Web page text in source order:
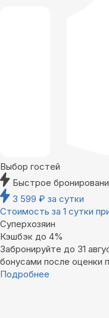
Выбор гостей
Быстрое
3 599 ₽ за сутки
Стоимость за 1 сутки
Суперхозяин
Кэшбэк до 4%
Забронируйте до 31
бонусами после оценки
Подробнее